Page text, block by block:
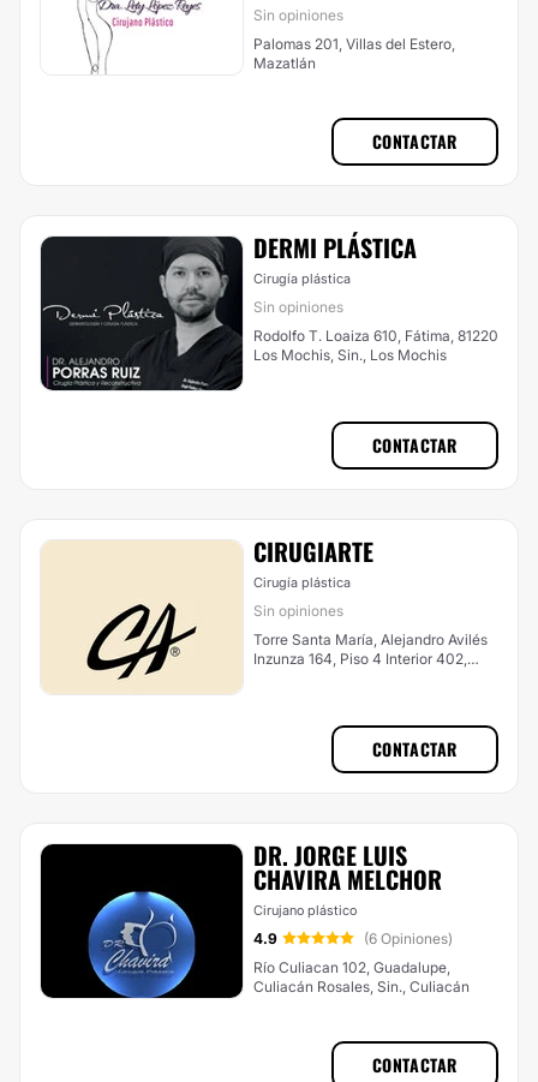
Sin opiniones
Palomas 201, Villas del Estero,
Mazatlán
CONTACTAR
DERMI PLÁSTICA
Cirugía plástica
Sin opiniones
Rodolfo T. Loaiza 610, Fátima, 81220
Los Mochis, Sin., Los Mochis
CONTACTAR
CIRUGIARTE
Cirugía plástica
Sin opiniones
Torre Santa María, Alejandro Avilés
Inzunza 164, Piso 4 Interior 402,
CONTACTAR
DR. JORGE LUIS
CHAVIRA MELCHOR
Cirujano plástico
4.9
(6 Opiniones)
Río Culiacan 102, Guadalupe,
Culiacán Rosales, Sin., Culiacán
CONTACTAR